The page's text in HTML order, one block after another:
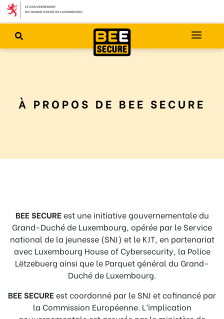
À PROPOS DE BEE SECURE
BEE SECUREest une initiative gouvernementale du
Grand-Duché de Luxembourg, opérée par le Service
national de la jeunesse (SNJ) et le KJT, en partenariat
avec Luxembourg House of Cybersecurity, la Police
Lëtzebuerg ainsi que le Parquet général du Grand-
Duché de Luxembourg.
BEE SECUREest coordonné par le SNJ et cofinancé par
la Commission Européenne. L’implication